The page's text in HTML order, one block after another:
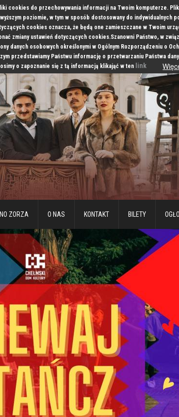
cookies do przechowywania informacji na Twoim komputerze.
poziomie, w tym w sposób dostosowany do indywidualnych
cookies oznacza, że będą one zamieszczane w Twoim
zmiany ustawień dotyczących cookies.Szanowni Państwo, w
danych osobowych określonymi w Ogólnym Rozporządzeniu o
przedstawiamy Państwu informację o przetwarzaniu Państwa
o zapoznanie się z tą informacją klikająć w ten link
ZORZA O NAS KONTAKT BILETY